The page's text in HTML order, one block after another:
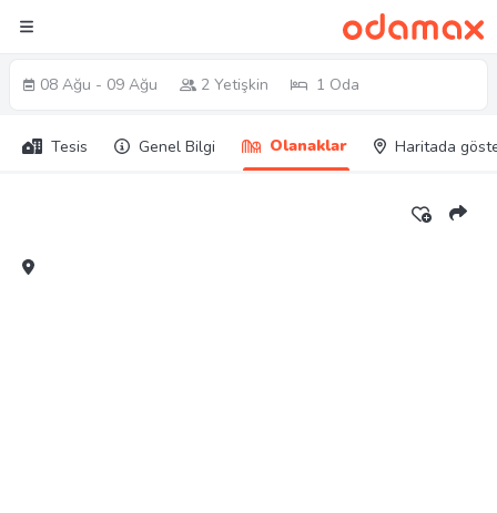
08 Ağu - 09 Ağu 2 Yetişkin 1 Oda
Tesis Genel Bilgi Olanaklar Haritada